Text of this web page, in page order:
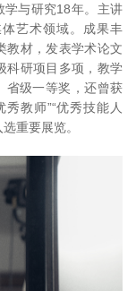
学与研究18年。主讲
艺术领域。成果丰
教材，发表学术论文
科研项目多项，教学
省级一等奖，还曾获
教师”“优秀技能人
重要展览。